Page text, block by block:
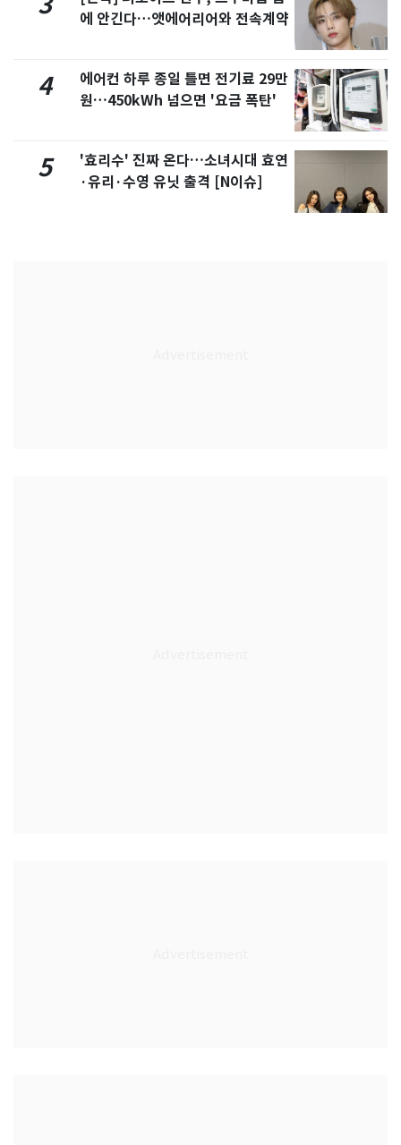
에 안긴다…앳에어리어와 전속계약
4
에어컨 하루 종일 틀면 전기료 29만
원…450kWh 넘으면 '요금 폭탄'
5
'효리수' 진짜 온다…소녀시대 효연
·유리·수영 유닛 출격 [N이슈]